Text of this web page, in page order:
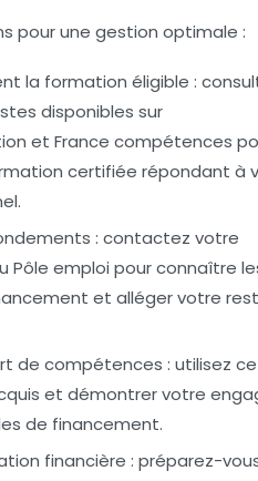
pour une gestion optimale :
la formation éligible :
disponibles sur
et France compétences
certifiée répondant à
: contactez votre
Pôle emploi pour connaître
et alléger votre
de compétences : utilisez
et démontrer votre
de financement.
financière : préparez-